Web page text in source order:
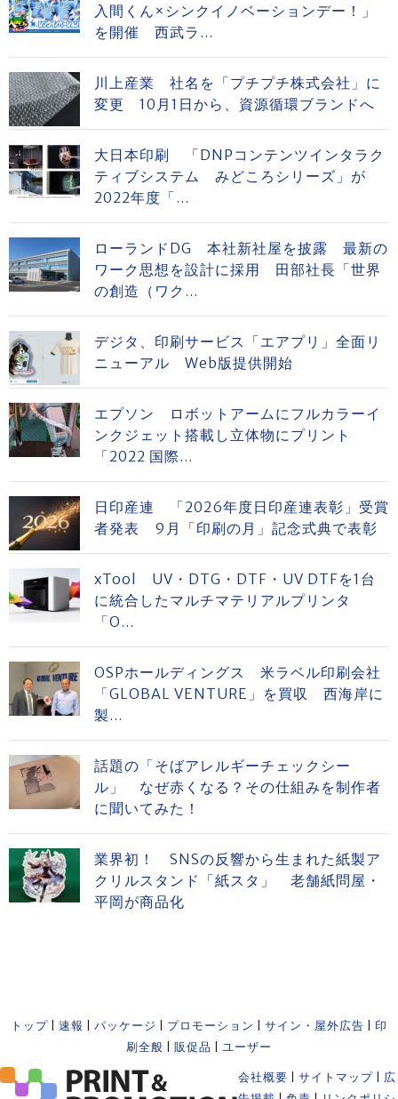
入間くん×シンクイノベーションデー！」
を開催 西武ラ...
川上産業 社名を「プチプチ株式会社」に
変更 10月1日から、資源循環ブランドへ
大日本印刷 「DNPコンテンツインタラク
ティブシステム みどころシリーズ」が
2022年度「...
ローランドDG 本社新社屋を披露 最新の
ワーク思想を設計に採用 田部社長「世界
の創造（ワク...
デジタ、印刷サービス「エアプリ」全面リ
ニューアル Web版提供開始
エプソン ロボットアームにフルカラーイ
ンクジェット搭載し立体物にプリント
「2022 国際...
日印産連 「2026年度日印産連表彰」受賞
者発表 9月「印刷の月」記念式典で表彰
xTool UV・DTG・DTF・UV DTFを1台
に統合したマルチマテリアルプリンタ
「O...
OSPホールディングス 米ラベル印刷会社
「GLOBAL VENTURE」を買収 西海岸に
製...
話題の「そばアレルギーチェックシー
ル」 なぜ赤くなる？その仕組みを制作者
に聞いてみた！
業界初！ SNSの反響から生まれた紙製ア
クリルスタンド「紙スタ」 老舗紙問屋・
平岡が商品化
トップ 速報 パッケージ プロモーション サイン・屋外広告
印
刷全般
販促品 ユーザー
会社概要 サイトマップ
広